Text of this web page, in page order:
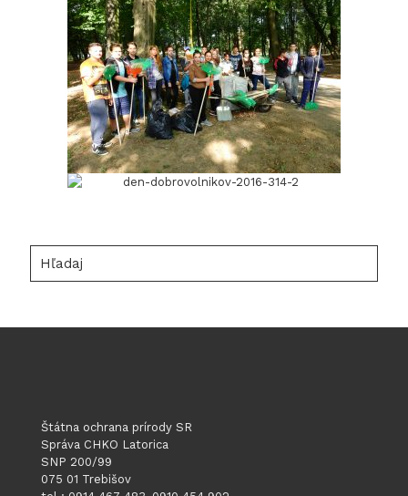
Štátna ochrana prírody SR
Správa CHKO Latorica
SNP 200/99
075 01 Trebišov